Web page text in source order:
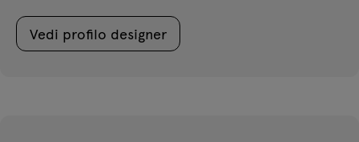
Vedi profilo designer